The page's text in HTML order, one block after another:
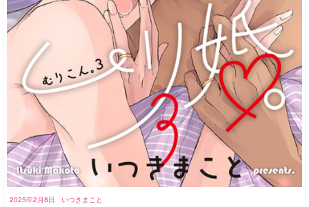
2025年2月8日 いつきまこと